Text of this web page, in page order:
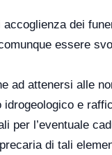
dei
essere
ad attenersi alle
e
per l’eventuale
di tali